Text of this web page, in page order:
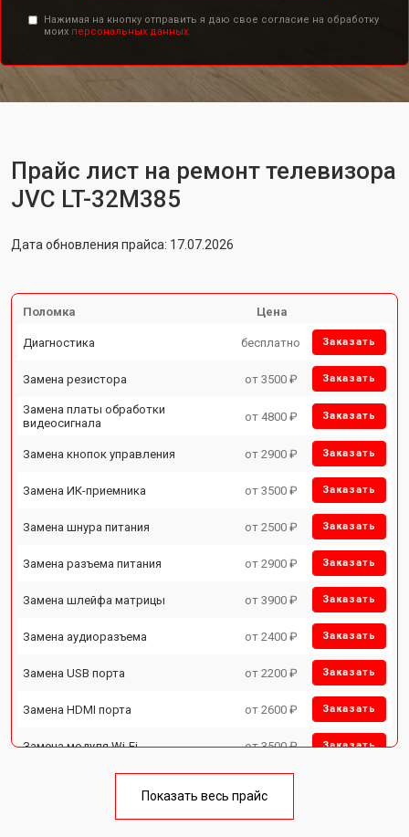
Нажимая на кнопку отправить я даю свое согласие на обработку
моих персональных данных.
Прайс лист на ремонт телевизора
JVC LT-32M385
Дата обновления прайса: 17.07.2026
Поломка Цена
Диагностика бесплатно Заказать
Замена резистора от 3500 ₽ Заказать
Замена платы обработки
видеосигнала
от 4800 ₽ Заказать
Замена кнопок управления от 2900 ₽ Заказать
Замена ИК-приемника от 3500 ₽ Заказать
Замена шнура питания от 2500 ₽ Заказать
Замена разъема питания от 2900 ₽ Заказать
Замена шлейфа матрицы от 3900 ₽ Заказать
Замена аудиоразъема от 2400 ₽ Заказать
Замена USB порта от 2200 ₽ Заказать
Замена HDMI порта от 2600 ₽ Заказать
Замена модуля Wi-Fi от 3500 ₽ Заказать
Ремонт блока управления от 3100 ₽
Показать весь прайс